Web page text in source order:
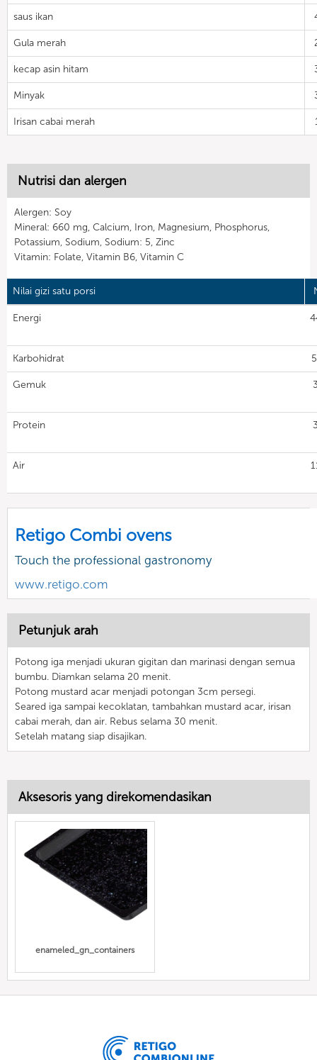
saus ikan
Gula merah
kecap asin hitam
Minyak
Irisan cabai merah
Nutrisi dan alergen
Alergen: Soy
Mineral: 660 mg, Calcium, Iron, Magnesium, Phosphorus,
Potassium, Sodium, Sodium: 5, Zinc
Vitamin: Folate, Vitamin B6, Vitamin C
Nilai gizi satu porsi
Energi
Karbohidrat
Gemuk
Protein
Air
Retigo Combi ovens
Touch the professional gastronomy
www.retigo.com
Petunjuk arah
Potong iga menjadi ukuran gigitan dan marinasi dengan semua
bumbu. Diamkan selama 20 menit.
Potong mustard acar menjadi potongan 3cm persegi.
Seared iga sampai kecoklatan, tambahkan mustard acar, irisan
cabai merah, dan air. Rebus selama 30 menit.
Setelah matang siap disajikan.
Aksesoris yang direkomendasikan
enameled_gn_containers